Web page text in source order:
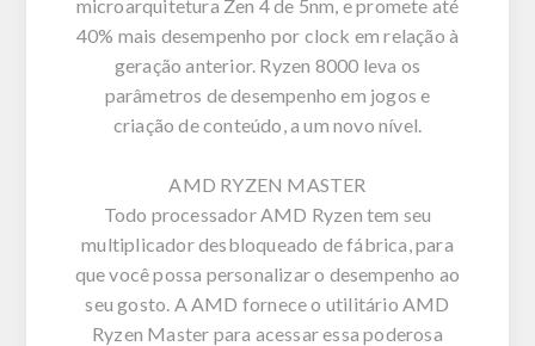
microarquitetura Zen 4 de 5nm, e promete até
40% mais desempenho por clock em relação à
geração anterior. Ryzen 8000 leva os
parâmetros de desempenho em jogos e
criação de conteúdo, a um novo nível.
AMD RYZEN MASTER
Todo processador AMD Ryzen tem seu
multiplicador desbloqueado de fábrica, para
que você possa personalizar o desempenho ao
seu gosto. A AMD fornece o utilitário AMD
Ryzen Master para acessar essa poderosa